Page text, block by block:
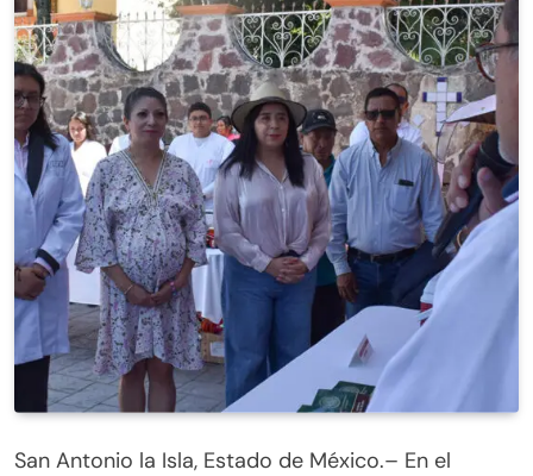
San Antonio la Isla, Estado de México.– En el